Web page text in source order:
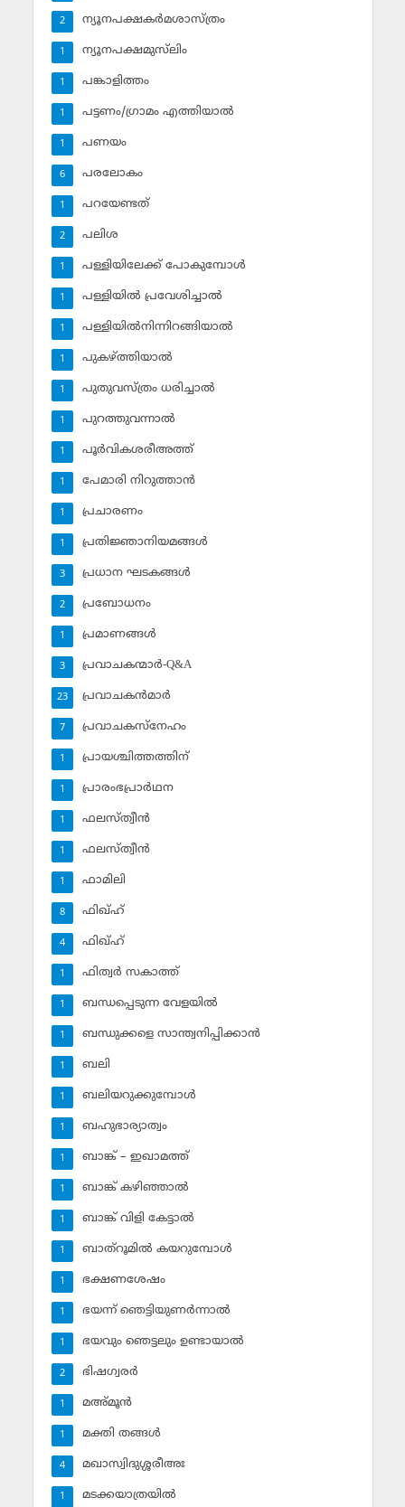
ന്യൂനപക്ഷകര്‍മശാസ്ത്രം
2
ന്യൂനപക്ഷമുസ്‌ലിം
1
പങ്കാളിത്തം
1
പട്ടണം/ഗ്രാമം എത്തിയാല്‍
1
പണയം
1
പരലോകം
6
പറയേണ്ടത്
1
പലിശ
2
പള്ളിയിലേക്ക് പോകുമ്പോള്‍
1
പള്ളിയില്‍ പ്രവേശിച്ചാല്‍
1
പള്ളിയില്‍നിന്നിറങ്ങിയാല്‍
1
പുകഴ്ത്തിയാല്‍
1
പുതുവസ്ത്രം ധരിച്ചാല്‍
1
പുറത്തുവന്നാല്‍
1
പൂര്‍വികശരീഅത്ത്
1
പേമാരി നിറുത്താന്‍
1
പ്രചാരണം
1
പ്രതിജ്ഞാനിയമങ്ങള്‍
1
പ്രധാന ഘടകങ്ങള്‍
3
പ്രബോധനം
2
പ്രമാണങ്ങള്‍
1
പ്രവാചകന്മാര്‍-Q&A
3
പ്രവാചകന്‍മാര്‍
23
പ്രവാചകസ്‌നേഹം
7
പ്രായശ്ചിത്തത്തിന്
1
പ്രാരംഭപ്രാര്‍ഥന
1
ഫലസ്ത്വീൻ
1
ഫലസ്ത്വീൻ
1
ഫാമിലി
1
ഫിഖ്ഹ്
8
ഫിഖ്ഹ്‌
4
ഫിത്വര്‍ സകാത്ത്‌
1
ബന്ധപ്പെടുന്ന വേളയില്‍
1
ബന്ധുക്കളെ സാന്ത്വനിപ്പിക്കാന്‍
1
ബലി
1
ബലിയറുക്കുമ്പോള്‍
1
ബഹുഭാര്യാത്വം
1
ബാങ്ക് – ഇഖാമത്ത്
1
ബാങ്ക് കഴിഞ്ഞാല്‍
1
ബാങ്ക് വിളി കേട്ടാല്‍
1
ബാത്‌റൂമില്‍ കയറുമ്പോള്‍
1
ഭക്ഷണശേഷം
1
ഭയന്ന് ഞെട്ടിയുണര്‍ന്നാല്‍
1
ഭയവും ഞെട്ടലും ഉണ്ടായാല്‍
1
ഭിഷഗ്വരര്‍
2
മഅ്മൂന്‍
1
മക്തി തങ്ങള്‍
1
മഖാസ്വിദുശ്ശരീഅഃ
4
മടക്കയാത്രയില്‍
1